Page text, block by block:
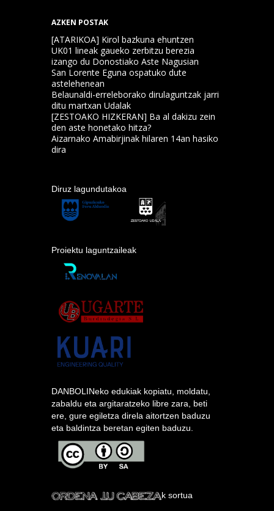
AZKEN POSTAK
[ATARIKOA] Kirol bazkuna ehuntzen
UK01 lineak gaueko zerbitzu berezia
izango du Donostiako Aste Nagusian
San Lorente Eguna ospatuko dute
astelehenean
Belaunaldi-erreleborako dirulaguntzak jarri
ditu martxan Udalak
[ZESTOAKO HIZKERAN] Ba al dakizu zein
den aste honetako hitza?
Aizarnako Amabirjinak hilaren 14an hasiko
dira
Diruz lagundutakoa
Proiektu laguntzaileak
DANBOLINeko edukiak kopiatu, moldatu,
zabaldu eta argitaratzeko libre zara, beti
ere, gure egiletza direla aitortzen baduzu
eta baldintza beretan egiten baduzu.
k sortua